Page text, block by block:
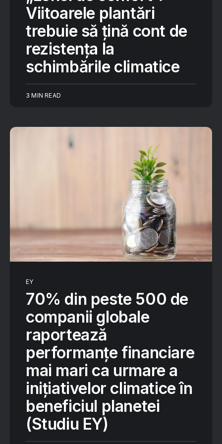
Viitoarele plantări
trebuie să țină cont de
rezistența la
schimbările climatice
3 MIN READ
EY
70% din peste 500 de
companii globale
raportează
performanțe financiare
mai mari ca urmare a
inițiativelor climatice în
beneficiul planetei
(Studiu EY)